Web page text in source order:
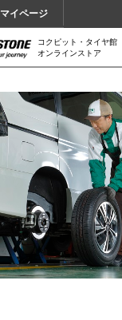
マイページ
コクピット・タイヤ館
オンラインストア